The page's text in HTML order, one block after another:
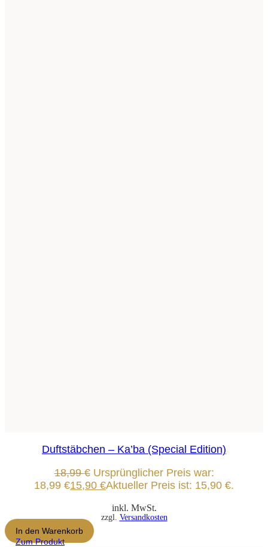
Duftstäbchen – Ka’ba (Special Edition)
18,99€ Ursprünglicher Preis war:
18,99 €15,90 €Aktueller Preis ist: 15,90 €.
inkl. MwSt.
zzgl. Versandkosten
In den Warenkorb
Zum Produkt